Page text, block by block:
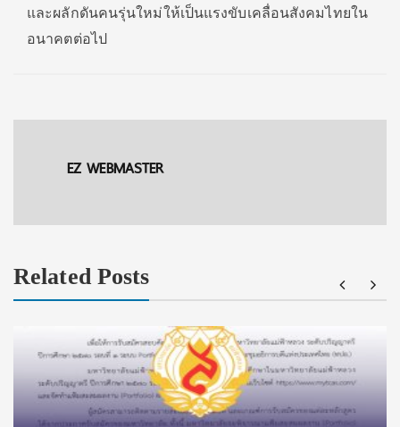
และผลักดันคนรุ่นใหม่ให้เป็นแรงขับเคลื่อนสังคมไทยใน
อนาคตต่อไป
EZ WEBMASTER
Related Posts